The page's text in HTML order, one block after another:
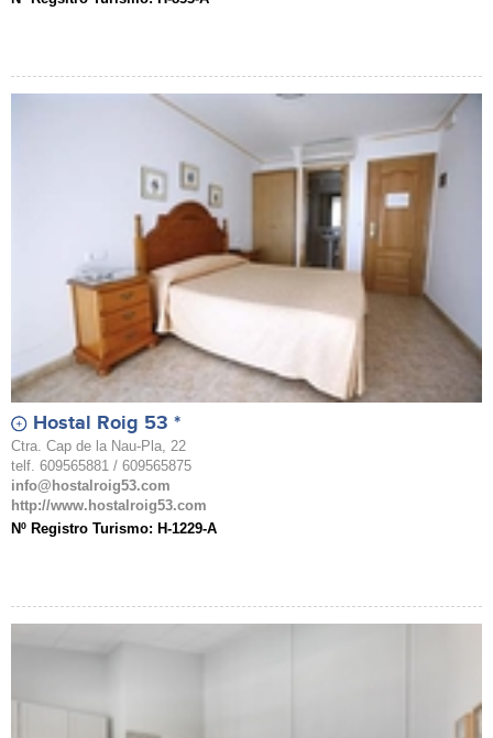
Hostal Roig 53 *
Ctra. Cap de la Nau-Pla, 22
telf. 609565881 / 609565875
info@hostalroig53.com
http://www.hostalroig53.com
Nº Registro Turismo: H-1229-A